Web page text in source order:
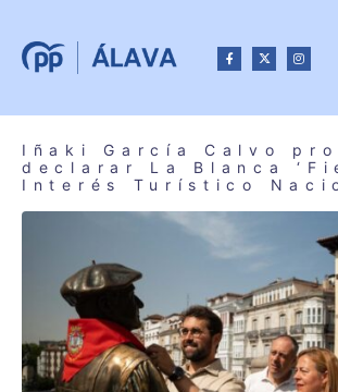
Iñaki García Calvo
declarar La Blanca
Interés Turístico